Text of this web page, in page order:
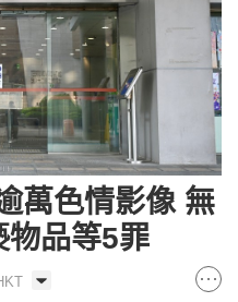
萬色情影像 無
物品等5罪